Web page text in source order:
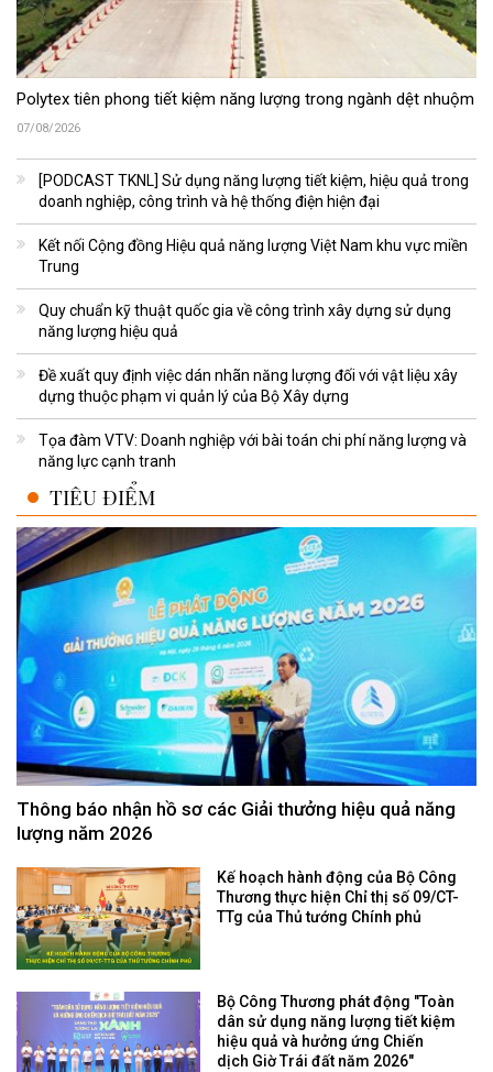
Polytex tiên phong tiết kiệm năng lượng trong ngành dệt nhuộm
07/08/2026
[PODCAST TKNL] Sử dụng năng lượng tiết kiệm, hiệu quả trong
doanh nghiệp, công trình và hệ thống điện hiện đại
Kết nối Cộng đồng Hiệu quả năng lượng Việt Nam khu vực miền
Trung
Quy chuẩn kỹ thuật quốc gia về công trình xây dựng sử dụng
năng lượng hiệu quả
Đề xuất quy định việc dán nhãn năng lượng đối với vật liệu xây
dựng thuộc phạm vi quản lý của Bộ Xây dựng
Tọa đàm VTV: Doanh nghiệp với bài toán chi phí năng lượng và
năng lực cạnh tranh
TIÊU ĐIỂM
Thông báo nhận hồ sơ các Giải thưởng hiệu quả năng
lượng năm 2026
Kế hoạch hành động của Bộ Công
Thương thực hiện Chỉ thị số 09/CT-
TTg của Thủ tướng Chính phủ
Bộ Công Thương phát động "Toàn
dân sử dụng năng lượng tiết kiệm
hiệu quả và hưởng ứng Chiến
dịch Giờ Trái đất năm 2026"